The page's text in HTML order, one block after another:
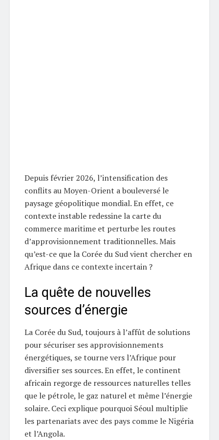
Depuis février 2026, l’intensification des
conflits au Moyen-Orient a bouleversé le
paysage géopolitique mondial. En effet, ce
contexte instable redessine la carte du
commerce maritime et perturbe les routes
d’approvisionnement traditionnelles. Mais
qu’est-ce que la Corée du Sud vient chercher en
Afrique dans ce contexte incertain ?
La quête de nouvelles
sources d’énergie
La Corée du Sud, toujours à l’affût de solutions
pour sécuriser ses approvisionnements
énergétiques, se tourne vers l’Afrique pour
diversifier ses sources. En effet, le continent
africain regorge de ressources naturelles telles
que le pétrole, le gaz naturel et même l’énergie
solaire. Ceci explique pourquoi Séoul multiplie
les partenariats avec des pays comme le Nigéria
et l’Angola.